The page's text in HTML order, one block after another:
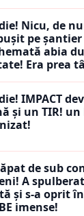
Nicu, de
pe
abia
Era prea
IMPACT
și un TIR!
de sub
A
și s-a oprit
imense!